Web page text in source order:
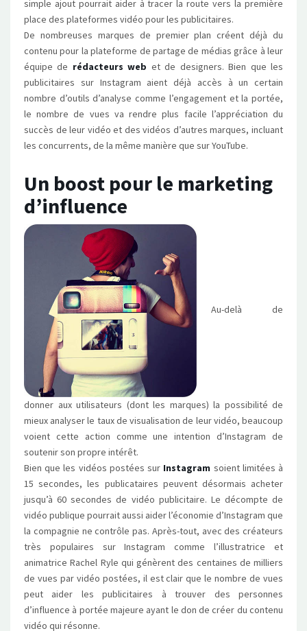
simple ajout pourrait aider à tracer la route vers la première
place des plateformes vidéo pour les publicitaires.
De nombreuses marques de premier plan créent déjà du
contenu pour la plateforme de partage de médias grâce à leur
équipe de rédacteurs web et de designers. Bien que les
publicitaires sur Instagram aient déjà accès à un certain
nombre d’outils d’analyse comme l’engagement et la portée,
le nombre de vues va rendre plus facile l’appréciation du
succès de leur vidéo et des vidéos d’autres marques, incluant
les concurrents, de la même manière que sur YouTube.
Un boost pour le marketing
d’influence
Au-delà de
donner aux utilisateurs (dont les marques) la possibilité de
mieux analyser le taux de visualisation de leur vidéo, beaucoup
voient cette action comme une intention d’Instagram de
soutenir son propre intérêt.
Bien que les vidéos postées sur Instagram soient limitées à
15 secondes, les publicataires peuvent désormais acheter
jusqu’à 60 secondes de vidéo publicitaire. Le décompte de
vidéo publique pourrait aussi aider l’économie d’Instagram que
la compagnie ne contrôle pas. Après-tout, avec des créateurs
très populaires sur Instagram comme l’illustratrice et
animatrice Rachel Ryle qui génèrent des centaines de milliers
de vues par vidéo postées, il est clair que le nombre de vues
peut aider les publicitaires à trouver des personnes
d’influence à portée majeure ayant le don de créer du contenu
vidéo qui résonne.